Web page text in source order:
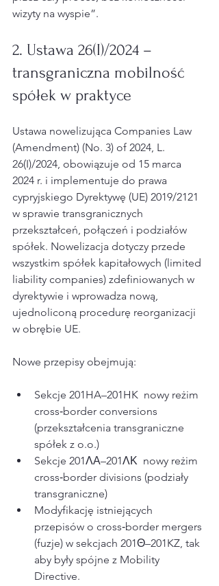
wizyty na wyspie”.
2. Ustawa 26(I)/2024 –
transgraniczna mobilność
spółek w praktyce
Ustawa nowelizująca Companies Law
(Amendment) (No. 3) of 2024, L.
26(I)/2024, obowiązuje od 15 marca
2024 r. i implementuje do prawa
cypryjskiego Dyrektywę (UE) 2019/2121
w sprawie transgranicznych
przekształceń, połączeń i podziałów
spółek. Nowelizacja dotyczy przede
wszystkim spółek kapitałowych (limited
liability companies) zdefiniowanych w
dyrektywie i wprowadza nową,
ujednoliconą procedurę reorganizacji
w obrębie UE.​
Nowe przepisy obejmują:
Sekcje 201HA–201HK  nowy reżim
cross‑border conversions
(przekształcenia transgraniczne
spółek z o.o.)​
Sekcje 201ΛΑ–201ΛΚ  nowy reżim
cross‑border divisions (podziały
transgraniczne)​
Modyfikację istniejących
przepisów o cross‑border mergers
(fuzje) w sekcjach 201Θ–201KZ, tak
aby były spójne z Mobility
Directive.​